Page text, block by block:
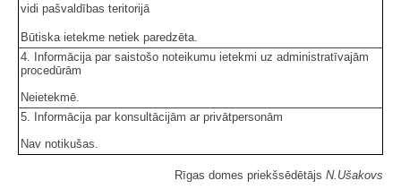
vidi pašvaldības teritorijā
Būtiska ietekme netiek paredzēta.
4. Informācija par saistošo noteikumu ietekmi uz administratīvajām
procedūrām
Neietekmē.
5. Informācija par konsultācijām ar privātpersonām
Nav notikušas.
Rīgas domes priekšsēdētājs N.Ušakovs